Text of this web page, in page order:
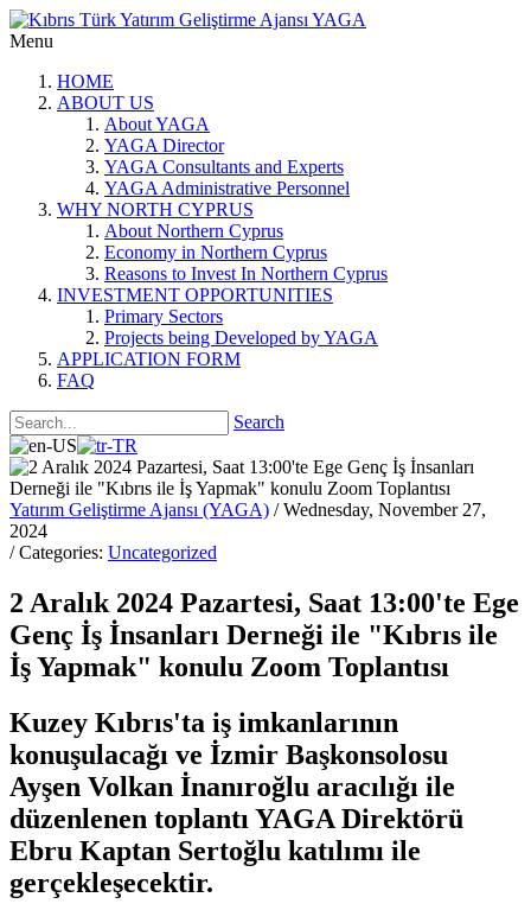
Menu
HOME
ABOUT US
About YAGA
YAGA Director
YAGA Consultants and Experts
YAGA Administrative Personnel
WHY NORTH CYPRUS
About Northern Cyprus
Economy in Northern Cyprus
Reasons to Invest In Northern Cyprus
INVESTMENT OPPORTUNITIES
Primary Sectors
Projects being Developed by YAGA
APPLICATION FORM
FAQ
Search
Yatırım Geliştirme Ajansı (YAGA) / Wednesday, November 27,
2024
/ Categories: Uncategorized
2 Aralık 2024 Pazartesi, Saat 13:00'te Ege
Genç İş İnsanları Derneği ile "Kıbrıs ile
İş Yapmak" konulu Zoom Toplantısı
Kuzey Kıbrıs'ta iş imkanlarının
konuşulacağı ve İzmir Başkonsolosu
Ayşen Volkan İnanıroğlu aracılığı ile
düzenlenen toplantı YAGA Direktörü
Ebru Kaptan Sertoğlu katılımı ile
gerçekleşecektir.